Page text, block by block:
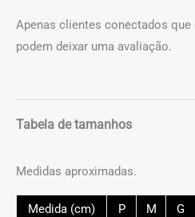
Apenas clientes conectados
podem deixar uma avaliação.
Tabela de tamanhos
Medidas aproximadas.
Medida (cm) P M G